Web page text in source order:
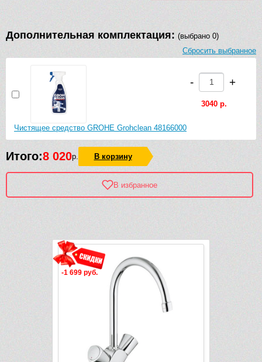
Дополнительная комплектация: (выбрано 0)
Сбросить выбранное
Чистящее средство GROHE Grohclean 48166000
- +
3040 р.
Итого:8 020р. В корзину
В избранное
-1 699 руб.